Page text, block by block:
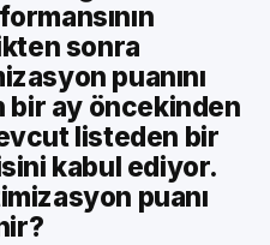
sonra
puanını
bir ay öncekinden
listeden bir
kabul ediyor.
puanı